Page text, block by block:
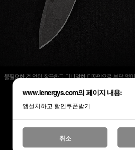
www.lenergys.com의 페이지 내용:
앱설치하고 할인쿠폰받기
취소